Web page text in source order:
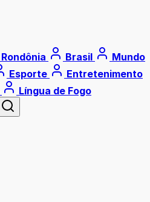
Rondônia Brasil
Mundo
Esporte
Entretenimento
Língua de Fogo